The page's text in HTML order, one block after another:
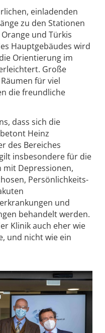
einladenden
zu den Stationen
und Türkis
Hauptgebäudes wird
Orientierung im
Große
für viel
die freundliche
dass sich die
Heinz
des Bereiches
insbesondere für die
mit Depressionen,
Persönlichkeits-
und
behandelt werden.
Klinik auch eher wie
und nicht wie ein